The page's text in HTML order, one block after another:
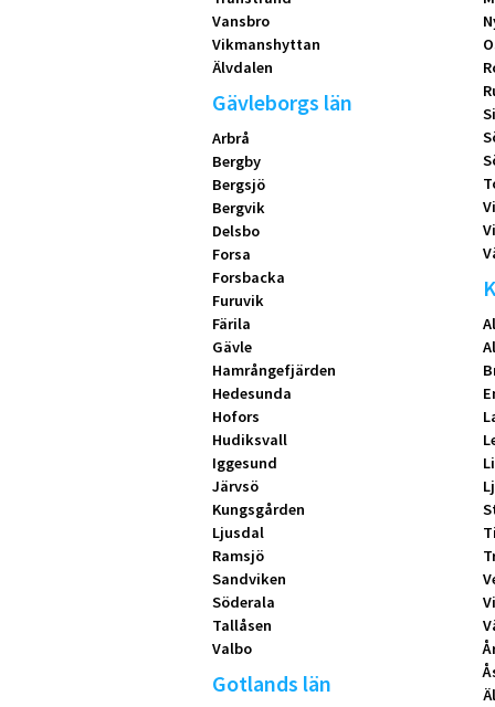
Vansbro
Vikmanshyttan
Älvdalen
Gävleborgs län
Arbrå
Bergby
Bergsjö
Bergvik
Delsbo
Forsa
Forsbacka
Furuvik
Färila
Gävle
Hamrångefjärden
Hedesunda
Hofors
Hudiksvall
Iggesund
Järvsö
Kungsgården
Ljusdal
Ramsjö
Sandviken
Söderala
Tallåsen
Valbo
Gotlands län